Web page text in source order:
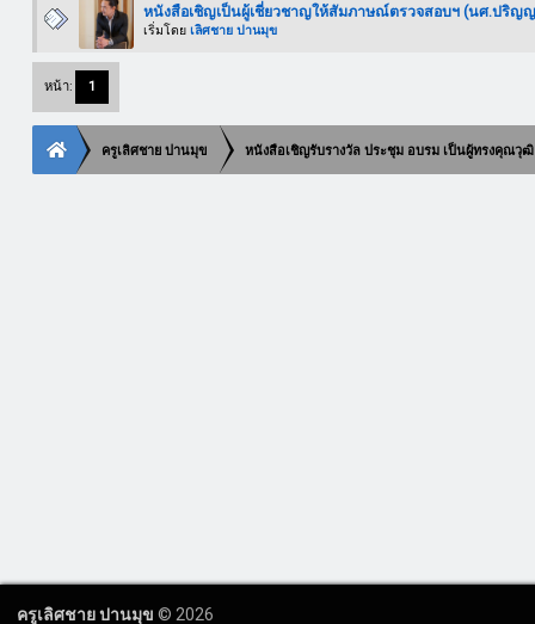
หนังสือเชิญเป็นผู้เชี่ยวชาญให้สัมภาษณ์ตรวจสอบฯ (นศ.ปริญญ
เริ่มโดย เลิศชาย ปานมุข
หน้า: 1
ครูเลิศชาย ปานมุข หนังสือเชิญรับรางวัล ประชุม อบรม เป็นผู้ทรงคุณวุ
ครูเลิศชาย ปานมุข © 2026